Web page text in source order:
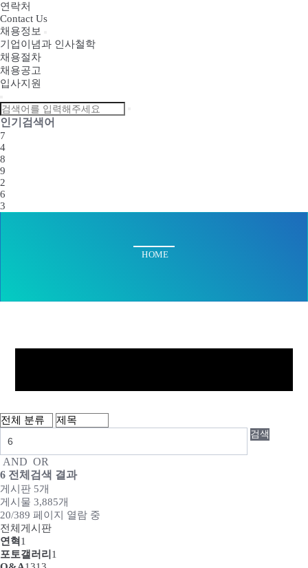
연락처
Contact Us
채용정보
기업이념과 인사철학
채용절차
채용공고
입사지원
인기검색어
7
4
8
9
2
6
3
HOME
주요시설
사이버홍보
고객센터
검색
AND OR
6 전체검색 결과
게시판 5개
게시물 3,885개
20/389 페이지 열람 중
전체게시판
연혁1
포토갤러리1